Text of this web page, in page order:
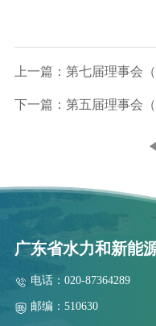
上一篇：第七届理事会
下一篇：第五届理事会（
广东省水力和新能
电话：020-87364289
邮编：510630